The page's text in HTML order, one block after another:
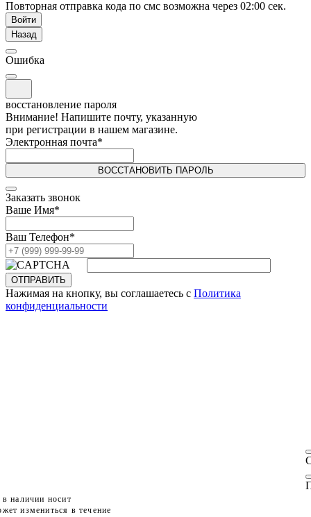
Повторная отправка кода по смс возможна через 02:00 сек.
Войти
Назад
Ошибка
восстановление пароля
Внимание! Напишите почту, указанную
при регистрации в нашем магазине.
Электронная почта*
ВОССТАНОВИТЬ ПАРОЛЬ
Заказать звонок
Ваше Имя*
Ваш Телефон*
ОТПРАВИТЬ
Нажимая на кнопку, вы соглашаетесь с Политика
конфиденциальности
наличии носит
измениться в течение